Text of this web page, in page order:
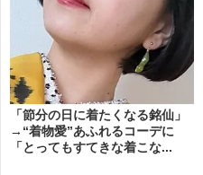
「節分の日に着たくなる銘仙」
→“着物愛”あふれるコーデに
「とってもすてきな着こな...